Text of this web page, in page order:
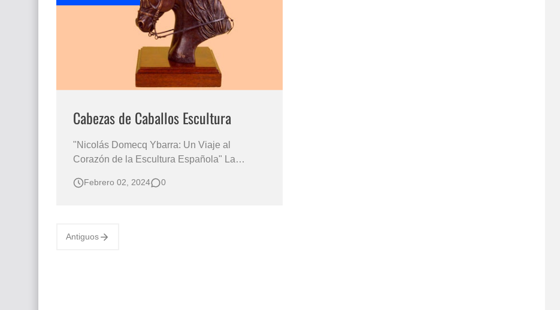
Que significan los cuadros de negras africanas?
El mundo del arte en pintura surrealista
Cabezas de Caballos Escultura
"Nicolás Domecq Ybarra: Un Viaje al
Corazón de la Escultura Española" La
Escultor Español Las esculturas en bronce a
Febrero 02, 2024 0
Antiguos